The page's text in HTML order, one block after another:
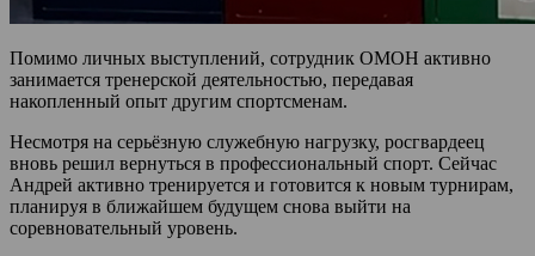
Помимо личных выступлений, сотрудник ОМОН активно
занимается тренерской деятельностью, передавая
накопленный опыт другим спортсменам.
Несмотря на серьёзную служебную нагрузку, росгвардеец
вновь решил вернуться в профессиональный спорт. Сейчас
Андрей активно тренируется и готовится к новым турнирам,
планируя в ближайшем будущем снова выйти на
соревновательный уровень.